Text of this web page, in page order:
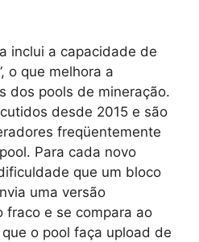
inclui a capacidade de
o que melhora a
dos pools de mineração.
desde 2015 e são
freqüentemente
Para cada novo
que um bloco
uma versão
fraco e se compara ao
o pool faça upload de